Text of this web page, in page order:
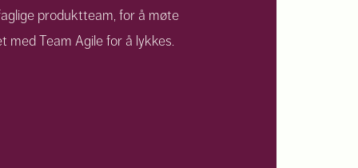
produktteam, for å møte
med Team Agile for å lykkes.